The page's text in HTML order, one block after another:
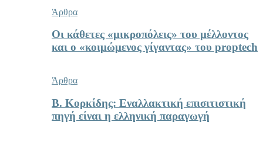
Άρθρα
Οι κάθετες «μικροπόλεις» του μέλλοντος
και ο «κοιμώμενος γίγαντας» του proptech
Άρθρα
Β. Κορκίδης: Εναλλακτική επισιτιστική
πηγή είναι η ελληνική παραγωγή